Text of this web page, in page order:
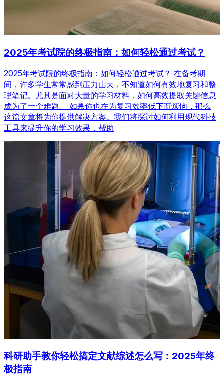
2025年考试院的终极指南：如何轻松通过考试？
2025年考试院的终极指南：如何轻松通过考试？ 在备考期
间，许多学生常常感到压力山大，不知道如何有效地复习和整
理笔记。尤其是面对大量的学习材料，如何高效提取关键信息
成为了一个难题。 如果你也在为复习效率低下而烦恼，那么
这篇文章将为你提供解决方案。我们将探讨如何利用现代科技
工具来提升你的学习效果，帮助
科研助手教你轻松搞定文献综述怎么写：2025年终
极指南